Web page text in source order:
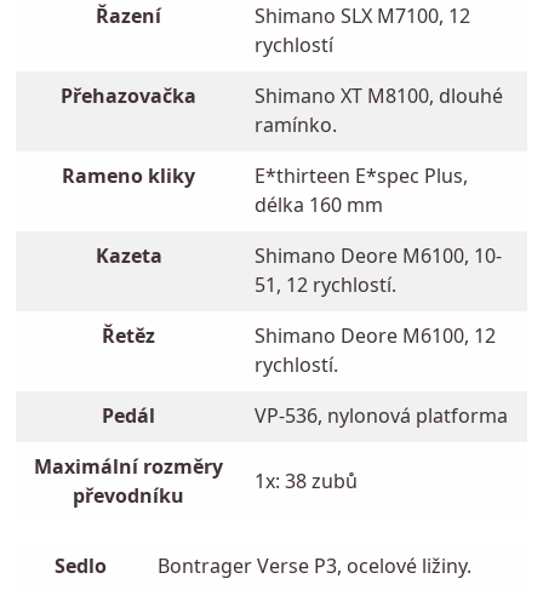
Řazení
Shimano SLX M7100, 12
rychlostí
Přehazovačka
Shimano XT M8100, dlouhé
ramínko.
Rameno kliky
E*thirteen E*spec Plus,
délka 160 mm
Kazeta
Shimano Deore M6100, 10-
51, 12 rychlostí.
Řetěz
Shimano Deore M6100, 12
rychlostí.
Pedál
VP-536, nylonová platforma
Maximální rozměry
převodníku
1x: 38 zubů
Sedlo
Bontrager Verse P3, ocelové ližiny.